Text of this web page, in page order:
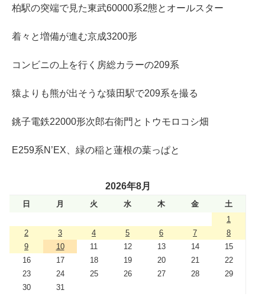
柏駅の突端で見た東武60000系2態とオールスター
着々と増備が進む京成3200形
コンビニの上を行く房総カラーの209系
猿よりも熊が出そうな猿田駅で209系を撮る
銚子電鉄22000形次郎右衛門とトウモロコシ畑
E259系N’EX、緑の稲と蓮根の葉っぱと
2026年8月
日 月 火 水 木 金
土
1
2
3 4 5 6 7
8
9
10 11 12 13 14
15
16
17 18 19 20 21
22
23
24 25 26 27 28
29
30
31